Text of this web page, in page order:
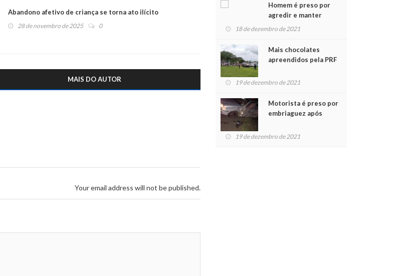
Abandono afetivo de criança se torna ato ilícito
28 de novembro de 2025 0
MAIS DO AUTOR
Your email address will not be published.
Homem é preso por
agredir e manter
mulher em cárcere
18 de dezembro de 2021
Mais chocolates
apreendidos pela PRF
crianças no Natal
19 de dezembro de 2021
Motorista é preso por
embriaguez após
feridos
19 de dezembro de 2021